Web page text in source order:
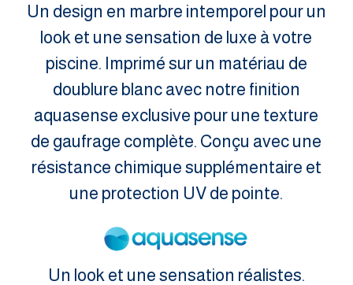
Un design en marbre intemporel pour un
look et une sensation de luxe à votre
piscine. Imprimé sur un matériau de
doublure blanc avec notre finition
aquasense exclusive pour une texture
de gaufrage complète. Conçu avec une
résistance chimique supplémentaire et
une protection UV de pointe.
Un look et une sensation réalistes.